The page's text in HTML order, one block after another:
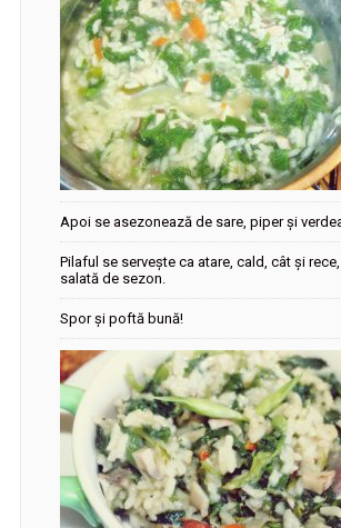
Apoi se asezonează de sare, piper și
Pilaful se servește ca atare, cald, cât și
salată de sezon.
Spor și poftă bună!